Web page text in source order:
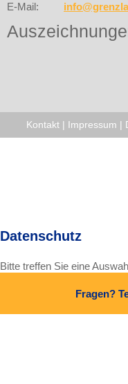
E-Mail:
Kontakt | Impressum |
Fragen?
Datenschutz
Bitte treffen Sie eine
Alle Cookies und